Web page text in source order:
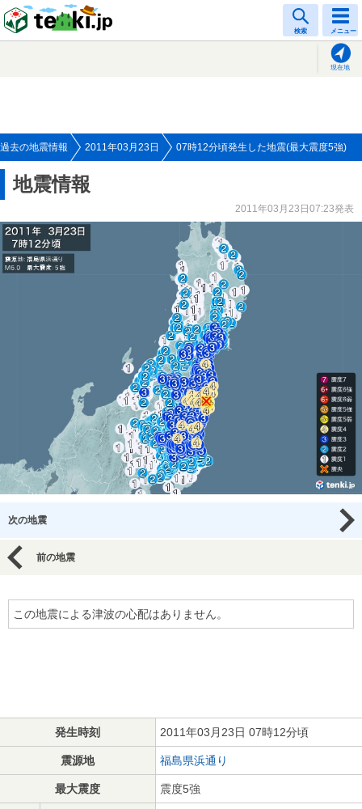
検索 メニュー
現在地
過去の地震情報 2011年03月23日 07時12分頃発生した地震(最大震度5強)
地震情報
2011年03月23日07:23発表
次の地震
前の地震
この地震による津波の心配はありません。
発生時刻 2011年03月23日 07時12分頃
震源地 福島県浜通り
最大震度 震度5強